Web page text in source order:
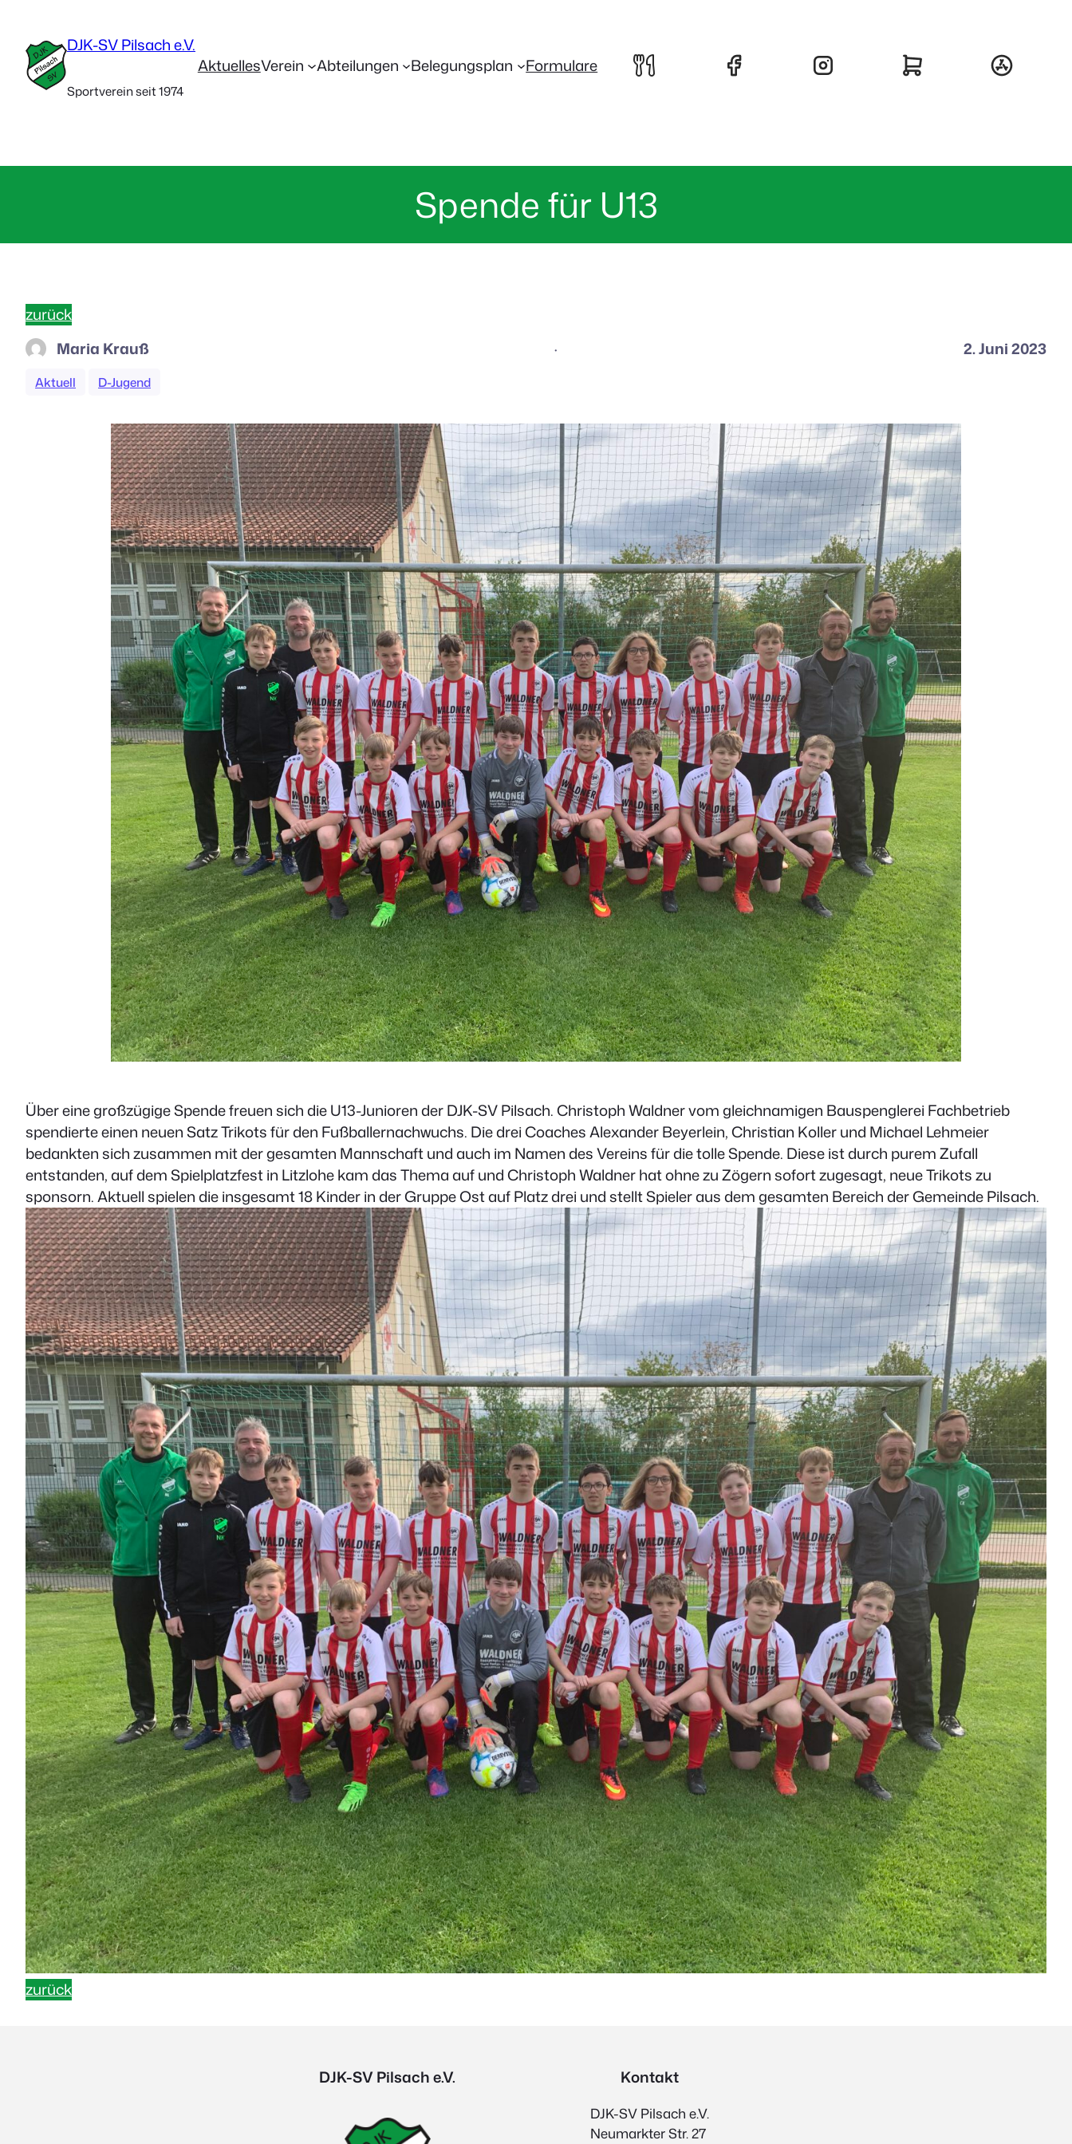
DJK-SV Pilsach e.V.
Sportverein seit 1974
AktuellesVerein Abteilungen Belegungsplan Formulare
Spende für U13
zurück
Maria Krauß
· 2. Juni 2023
Aktuell D-Jugend
Über eine großzügige Spende freuen sich die U13-Junioren der DJK-SV Pilsach. Christoph Waldner vom gleichnamigen Bauspenglerei Fachbetrieb
spendierte einen neuen Satz Trikots für den Fußballernachwuchs. Die drei Coaches Alexander Beyerlein, Christian Koller und Michael Lehmeier
bedankten sich zusammen mit der gesamten Mannschaft und auch im Namen des Vereins für die tolle Spende. Diese ist durch purem Zufall
entstanden, auf dem Spielplatzfest in Litzlohe kam das Thema auf und Christoph Waldner hat ohne zu Zögern sofort zugesagt, neue Trikots zu
sponsorn. Aktuell spielen die insgesamt 18 Kinder in der Gruppe Ost auf Platz drei und stellt Spieler aus dem gesamten Bereich der Gemeinde Pilsach.
zurück
DJK-SV Pilsach e.V. Kontakt
DJK-SV Pilsach e.V.
Neumarkter Str. 27